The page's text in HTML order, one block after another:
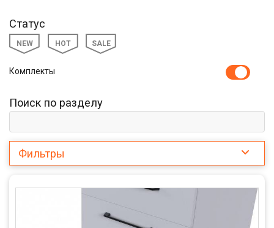
Статус
NEW HOT SALE
Комплекты
Поиск по разделу
Фильтры